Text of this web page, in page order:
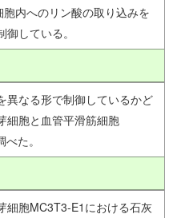
内へのリン酸の取り込みを
している。
異なる形で制御しているかど
細胞と血管平滑筋細胞
た。
細胞MC3T3-E1における石灰